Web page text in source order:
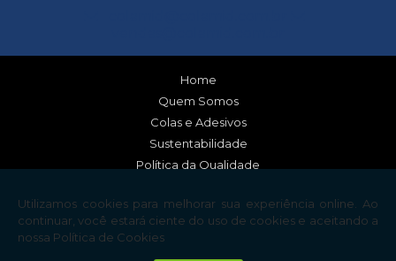
Home
Quem Somos
Colas e Adesivos
Sustentabilidade
Política da Qualidade
Contato
Mapa do site